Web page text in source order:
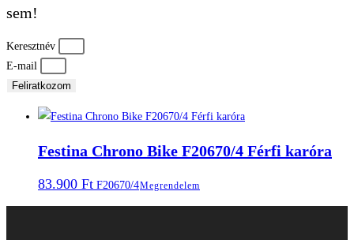
sem!
Keresztnév
E-mail
Feliratkozom
Festina Chrono Bike F20670/4 Férfi karóra
83.900 Ft F20670/4Megrendelem